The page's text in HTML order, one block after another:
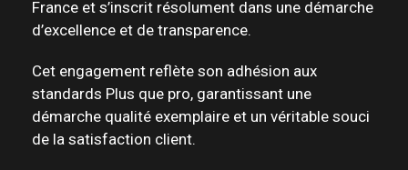
France et s’inscrit résolument dans une démarche
d’excellence et de transparence.
Cet engagement reflète son adhésion aux
standards Plus que pro, garantissant une
démarche qualité exemplaire et un véritable souci
de la satisfaction client.